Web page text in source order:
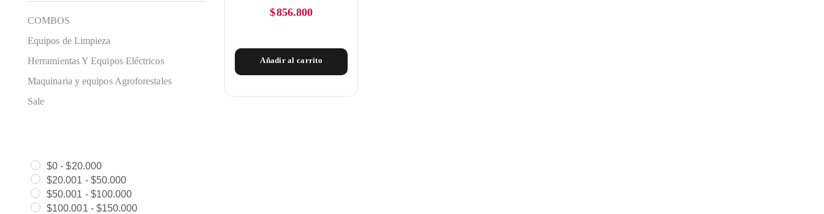
$856.800
Añadir al carrito
COMBOS
Equipos de Limpieza
Herramientas Y Equipos Eléctricos
Maquinaria y equipos Agroforestales
Sale
$0 -$20.000
$20.001 - $50.000
$50.001 - $100.000
$100.001 - $150.000